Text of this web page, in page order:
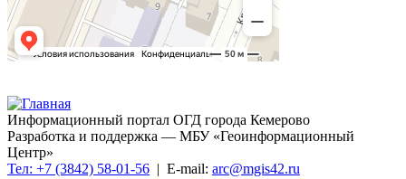
Информационный портал ОГД города Кемерово
Разработка и поддержка — МБУ «Геоинформационный
Центр»
Тел: +7 (3842) 58-01-56 | E-mail: arc@mgis42.ru